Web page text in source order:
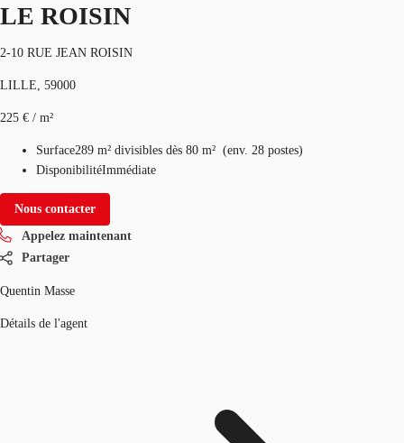
LE ROISIN
2-10 RUE JEAN ROISIN
LILLE, 59000
225 € / m²
Surface289 m² divisibles dès 80 m² (env. 28 postes)
DisponibilitéImmédiate
Nous contacter
Appelez maintenant
Partager
Quentin Masse
Détails de l'agent